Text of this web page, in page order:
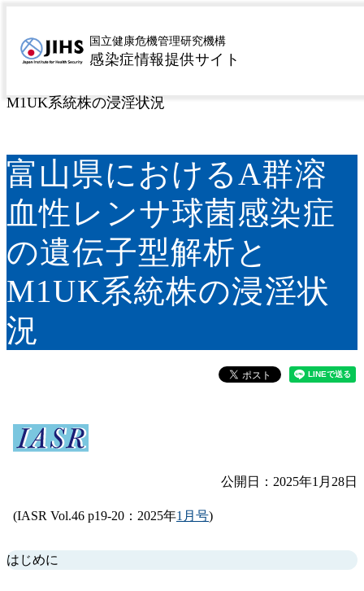
国立健康危機管理研究機構
感染症情報提供サイト
トップページ>サーベイランス>病原微生物検出情報
（IASR）> IASR月報>IASR国内情報
M1UK系統株の浸淫状況
富山県におけるA群溶
血性レンサ球菌感染症
の遺伝子型解析と
M1UK系統株の浸淫状
況
公開日：2025年1月28日
(IASR Vol.46 p19-20：2025年1月号)
はじめに